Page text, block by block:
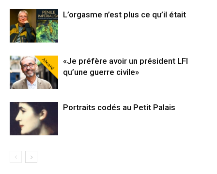
L’orgasme n’est plus ce qu’il était
Abonné
«Je préfère avoir un président LFI
qu’une guerre civile»
Portraits codés au Petit Palais